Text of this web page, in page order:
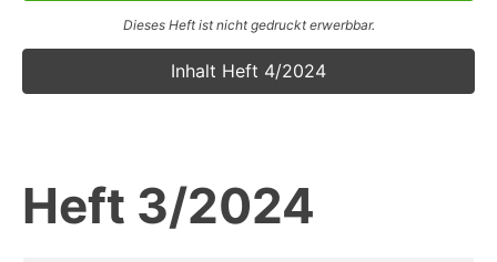
Dieses Heft ist nicht gedruckt erwerbbar.
Inhalt Heft 4/2024
Heft 3/2024